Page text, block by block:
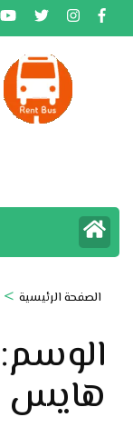
تخطى
إلى
الصفحة الرئيسية >
الوسم:
هايس